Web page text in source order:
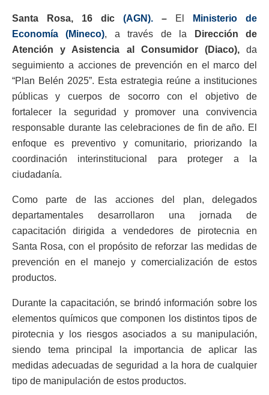
Santa Rosa, 16 dic (AGN). – El
Ministerio de
Economía (Mineco), a través de la
Dirección de
Atención y Asistencia al Consumidor (Diaco),da
seguimiento a acciones de prevención en el marco del
“Plan Belén 2025”. Esta estrategia reúne a instituciones
públicas y cuerpos de socorro con el objetivo de
fortalecer la seguridad y promover una convivencia
responsable durante las celebraciones de fin de año. El
enfoque es preventivo y comunitario, priorizando la
coordinación interinstitucional para proteger a la
ciudadanía.
Como parte de las acciones del plan, delegados
departamentales desarrollaron una jornada de
capacitación dirigida a vendedores de pirotecnia en
Santa Rosa, con el propósito de reforzar las medidas de
prevención en el manejo y comercialización de estos
productos.
Durante la capacitación, se brindó información sobre los
elementos químicos que componen los distintos tipos de
pirotecnia y los riesgos asociados a su manipulación,
siendo tema principal la importancia de aplicar las
medidas adecuadas de seguridad a la hora de cualquier
tipo de manipulación de estos productos.